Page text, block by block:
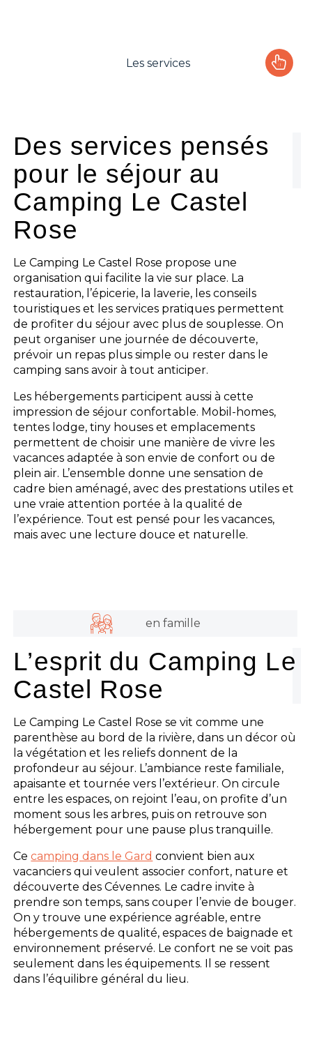
Les services
Les activités
Les infos pratiques
Des services pensés
pour le séjour au
Camping Le Castel
Rose
Le Camping Le Castel Rose propose une
organisation qui facilite la vie sur place. La
restauration, l’épicerie, la laverie, les conseils
touristiques et les services pratiques permettent
de profiter du séjour avec plus de souplesse. On
peut organiser une journée de découverte,
prévoir un repas plus simple ou rester dans le
camping sans avoir à tout anticiper.
Les hébergements participent aussi à cette
impression de séjour confortable. Mobil-homes,
tentes lodge, tiny houses et emplacements
permettent de choisir une manière de vivre les
vacances adaptée à son envie de confort ou de
plein air. L’ensemble donne une sensation de
cadre bien aménagé, avec des prestations utiles et
une vraie attention portée à la qualité de
l’expérience. Tout est pensé pour les vacances,
mais avec une lecture douce et naturelle.
en famille
L’esprit du Camping Le
Castel Rose
Le Camping Le Castel Rose se vit comme une
parenthèse au bord de la rivière, dans un décor où
la végétation et les reliefs donnent de la
profondeur au séjour. L’ambiance reste familiale,
apaisante et tournée vers l’extérieur. On circule
entre les espaces, on rejoint l’eau, on profite d’un
moment sous les arbres, puis on retrouve son
hébergement pour une pause plus tranquille.
Cecamping dans le Gard convient bien aux
vacanciers qui veulent associer confort, nature et
découverte des Cévennes. Le cadre invite à
prendre son temps, sans couper l’envie de bouger.
On y trouve une expérience agréable, entre
hébergements de qualité, espaces de baignade et
environnement préservé. Le confort ne se voit pas
seulement dans les équipements. Il se ressent
dans l’équilibre général du lieu.